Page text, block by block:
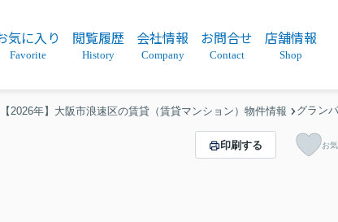
気に入り
Favorite
閲覧履歴
History
会社情報
Company
お問合せ
Contact
店舗情報
Shop
【2026年】大阪市浪速区の賃貸（賃貸マンション）物件情報 グラン
印刷する お